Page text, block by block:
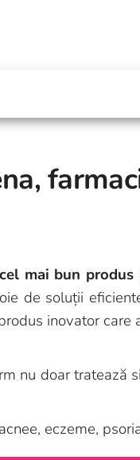
mai bun
de soluții
inovator
nu doar
eczeme,